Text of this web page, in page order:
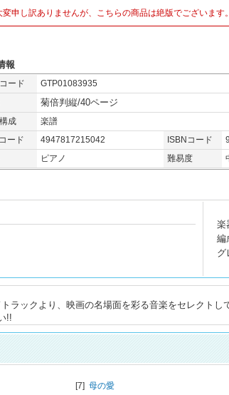
申し訳ありませんが、こちらの商品は絶版でございます。
報
ード
GTP01083935
菊倍判縦/40ページ
成
楽譜
ード
4947817215042 ISBNコード
ピアノ 難易度
楽
編
グ
ラックより、映画の名場面を彩る音楽をセレクトし
!!
[7] 母の愛